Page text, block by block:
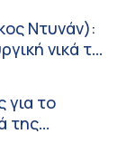
Ντυνάν):
νικά το
για το
της